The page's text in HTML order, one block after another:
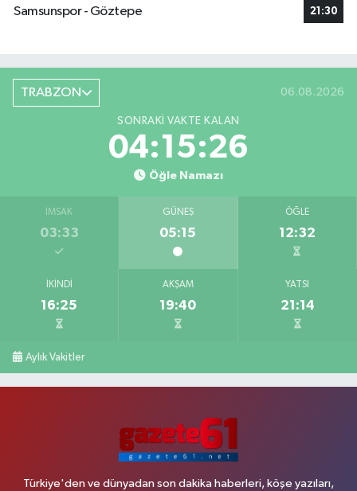
Samsunspor - Göztepe
21:30
TRABZON 06.08.2026
SONRAKI VAKTE KALAN
04:15:25
Öğle Namazı
İMSAK
03:33
GÜNEŞ
05:15
ÖĞLE
12:32
İKINDI
16:25
AKŞAM
19:40
YATSI
21:14
Aylık Vakitler
Türkiye'den ve dünyadan son dakika haberleri, köşe yazıları,